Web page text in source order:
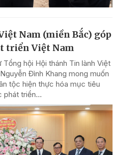
Nam (miền Bắc) góp
triển Việt Nam
hội Hội thánh Tin lành Việt
Đình Khang mong muốn
tộc hiện thực hóa mục tiêu
phát triển...